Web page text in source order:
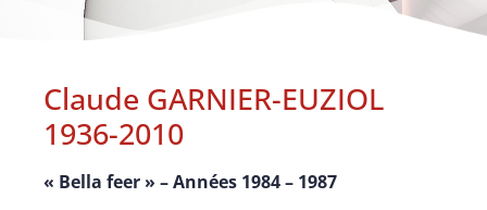
Claude GARNIER-EUZIOL
1936-2010
« Bella feer » – Années 1984 – 1987